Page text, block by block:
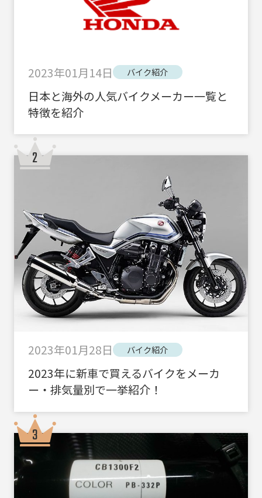
2023年01月14日 バイク紹介
日本と海外の人気バイクメーカー一覧と
特徴を紹介
2023年01月28日 バイク紹介
2023年に新車で買えるバイクをメーカ
ー・排気量別で一挙紹介！